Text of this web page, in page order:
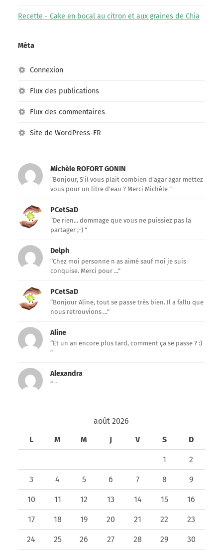
Recette - Cake en bocal au citron et aux graines de Chia
Méta
Connexion
Flux des publications
Flux des commentaires
Site de WordPress-FR
Michèle ROFORT GONIN
“Bonjour, S'il vous plait combien d'agar agar mettez
vous pour un litre d'eau ? Merci Michèle ”
PCetSaD
“De rien... dommage que vous ne puissiez pas la
partager ;-) ”
Delph
“Chez moi personne n as aimé sauf moi je suis
conquise. Merci pour ...”
PCetSaD
“Bonjour Aline, tout se passe très bien. Il a fallu que
nous retrouvions ...”
Aline
“Et un an encore plus tard, comment ça se passe ? :)
”
Alexandra
“ ”
août 2026
L
M M J V S D
1 2
3 4 5 6 7 8 9
10 11 12 13 14 15 16
17 18 19 20 21 22 23
24 25 26 27 28 29 30